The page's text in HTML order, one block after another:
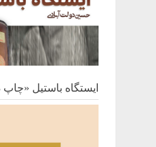
ایستگاه باستیل